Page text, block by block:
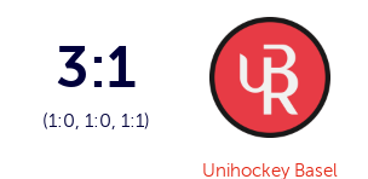
3:1
(1:0, 1:0, 1:1)
Unihockey Basel